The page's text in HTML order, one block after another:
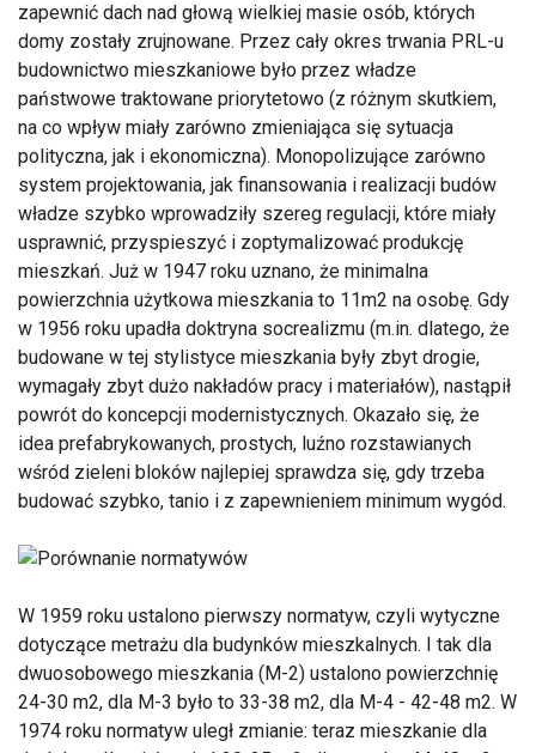
zapewnić dach nad głową wielkiej masie osób, których
domy zostały zrujnowane. Przez cały okres trwania PRL-u
budownictwo mieszkaniowe było przez władze
państwowe traktowane priorytetowo (z różnym skutkiem,
na co wpływ miały zarówno zmieniająca się sytuacja
polityczna, jak i ekonomiczna). Monopolizujące zarówno
system projektowania, jak finansowania i realizacji budów
władze szybko wprowadziły szereg regulacji, które miały
usprawnić, przyspieszyć i zoptymalizować produkcję
mieszkań. Już w 1947 roku uznano, że minimalna
powierzchnia użytkowa mieszkania to 11m2 na osobę. Gdy
w 1956 roku upadła doktryna socrealizmu (m.in. dlatego, że
budowane w tej stylistyce mieszkania były zbyt drogie,
wymagały zbyt dużo nakładów pracy i materiałów), nastąpił
powrót do koncepcji modernistycznych. Okazało się, że
idea prefabrykowanych, prostych, luźno rozstawianych
wśród zieleni bloków najlepiej sprawdza się, gdy trzeba
budować szybko, tanio i z zapewnieniem minimum wygód.
W 1959 roku ustalono pierwszy normatyw, czyli wytyczne
dotyczące metrażu dla budynków mieszkalnych. I tak dla
dwuosobowego mieszkania (M-2) ustalono powierzchnię
24-30 m2, dla M-3 było to 33-38 m2, dla M-4 - 42-48 m2. W
1974 roku normatyw uległ zmianie: teraz mieszkanie dla